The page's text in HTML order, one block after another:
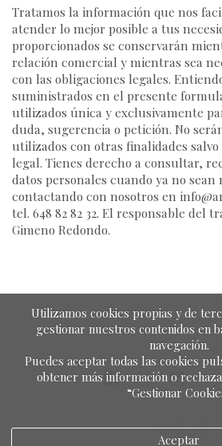
Tratamos la información que nos
atender lo mejor posible a tus
proporcionados se conservarán
relación comercial y mientras sea
con las obligaciones legales.
suministrados en el presente
utilizados única y exclusivamente
duda, sugerencia o petición. No
utilizados con otras finalidades
legal. Tienes derecho a consultar,
datos personales cuando ya no sean
contactando con nosotros en
tel. 648 82 82 32. El responsable del
Gimeno Redondo.
aviso legal
Utilizamos cookies propias y de
gestionar nuestros contenidos en
navegación.
Puedes aceptar todas las cookies
obtener más información o
“Gestionar
Aceptar